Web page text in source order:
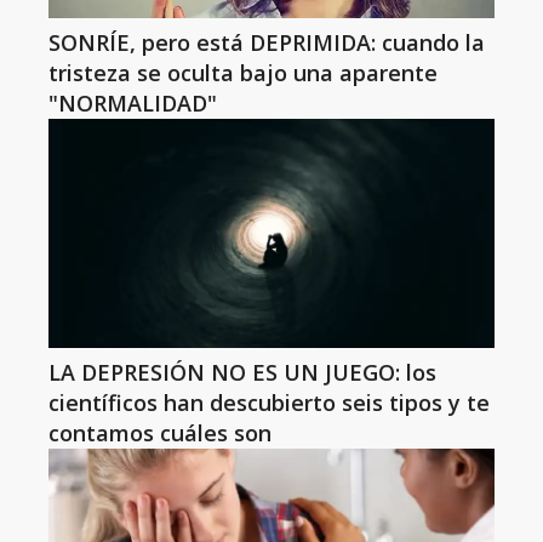
SONRÍE, pero está DEPRIMIDA: cuando la
tristeza se oculta bajo una aparente
"NORMALIDAD"
LA DEPRESIÓN NO ES UN JUEGO: los
científicos han descubierto seis tipos y te
contamos cuáles son